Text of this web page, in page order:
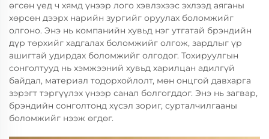
өгсөн үед ч хямд үнээр лого хэвлэхээс эхлээд аяганы
хөрсөн дээрх нарийн зургийг оруулах боломжийг
олгоно. Энэ нь компанийн хувьд нэг утгатай брэндийн
дүр төрхийг хадгалах боломжийг олгож, зардлыг үр
ашигтай удирдах боломжийг олгодог. Тохируулгын
сонголтууд нь хэмжээний хувьд харилцан адилгүй
байдал, материал тодорхойлолт, мөн онцгой давхарга
зэрэгт тэргүүлэх үнээр санал болгогддог. Энэ нь загвар,
брэндийн сонголтонд хүсэл зориг, сурталчилгааны
боломжийг нээж өгдөг.